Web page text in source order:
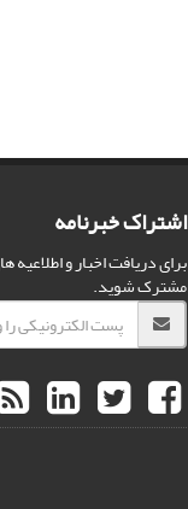
اشتراک خبرنامه
برای دریافت اخبار و
مشترک شوید.